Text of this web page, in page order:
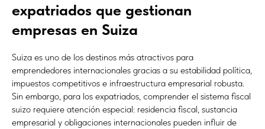
expatriados que gestionan
empresas en Suiza
Suiza es uno de los destinos más atractivos para
emprendedores internacionales gracias a su estabilidad política,
impuestos competitivos e infraestructura empresarial robusta.
Sin embargo, para los expatriados, comprender el sistema fiscal
suizo requiere atención especial: residencia fiscal, sustancia
empresarial y obligaciones internacionales pueden influir de